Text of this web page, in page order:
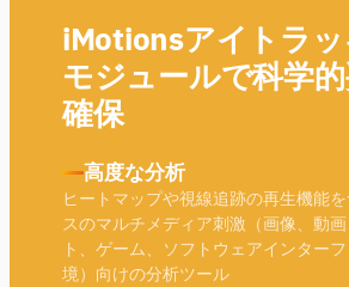
iMotionsアイトラッ
モジュールで科学
確保
高度な分析
ヒートマップや視線追跡の再生機能
スのマルチメディア刺激（画像、動
ト、ゲーム、ソフトウェアインター
境）向けの分析ツール